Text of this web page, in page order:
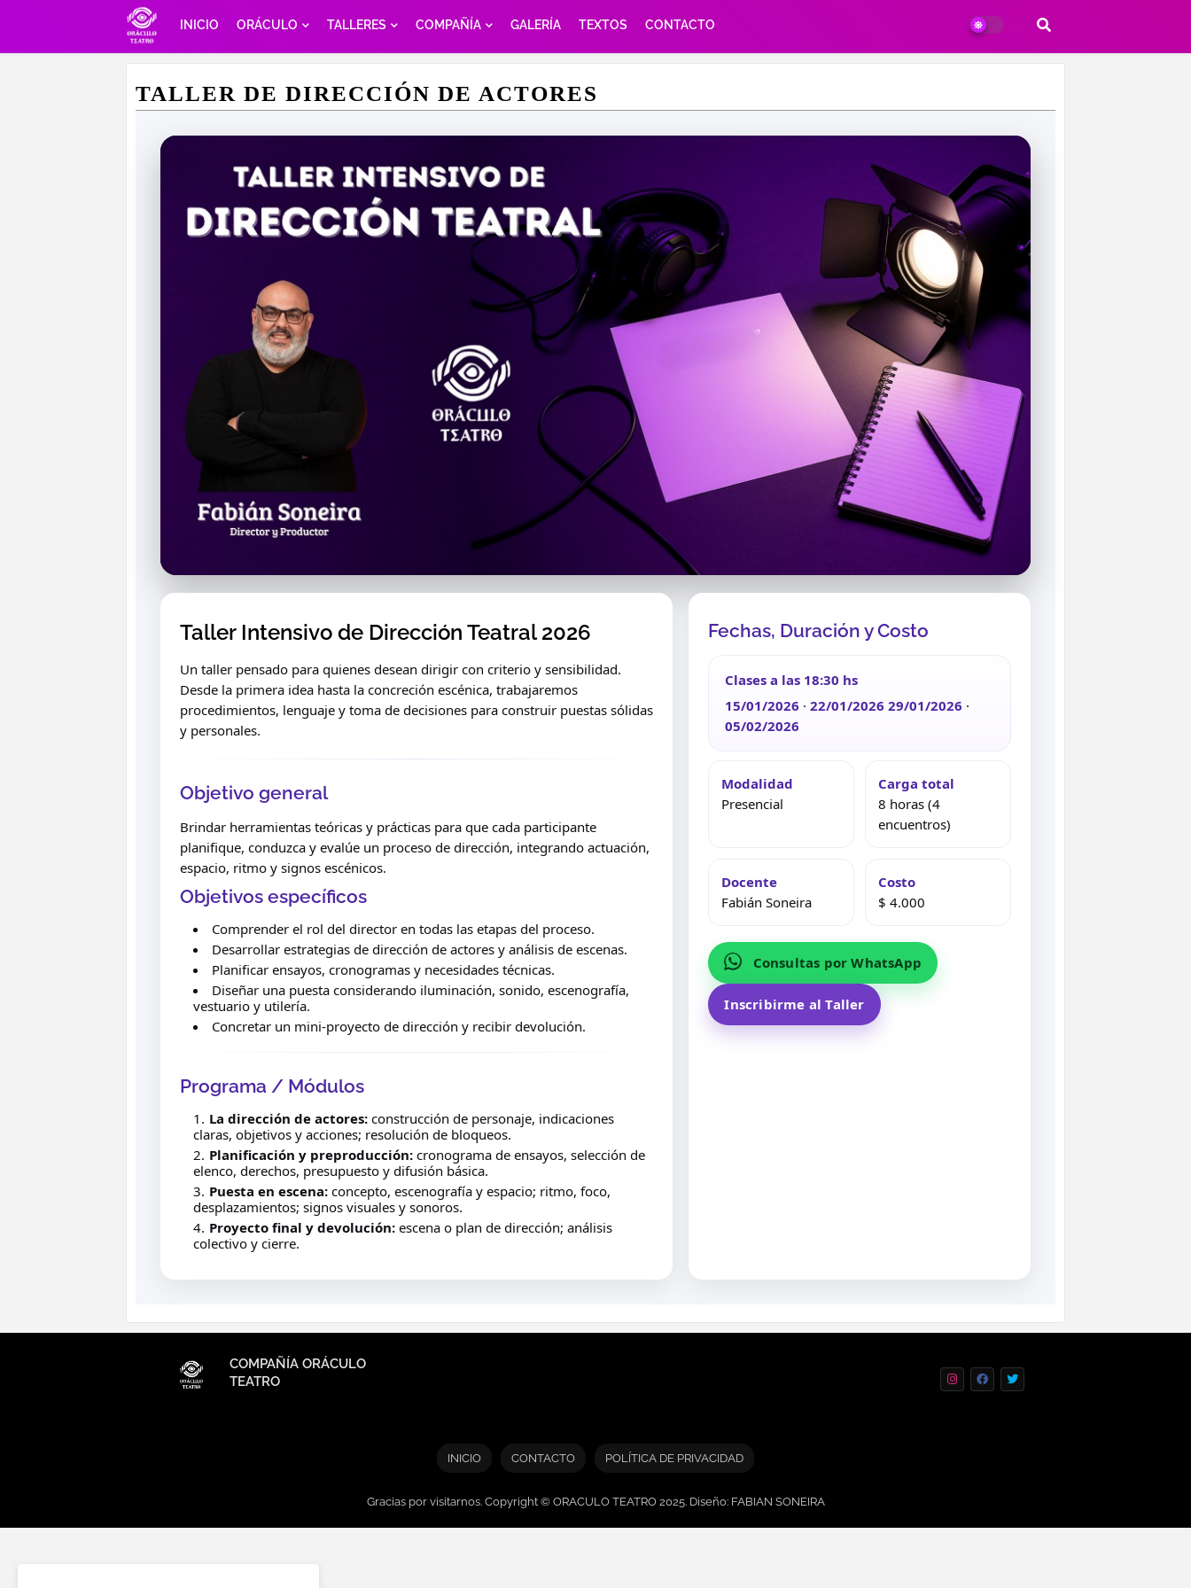
INICIO ORÁCULO TALLERES COMPAÑÍA GALERÍA TEXTOS CONTACTO
TALLER DE DIRECCIÓN DE ACTORES
Taller Intensivo de Dirección Teatral 2026
Un taller pensado para quienes desean dirigir con criterio y sensibilidad.
Desde la primera idea hasta la concreción escénica, trabajaremos
procedimientos, lenguaje y toma de decisiones para construir puestas sólidas
y personales.
Objetivo general
Brindar herramientas teóricas y prácticas para que cada participante
planifique, conduzca y evalúe un proceso de dirección, integrando actuación,
espacio, ritmo y signos escénicos.
Objetivos específicos
Comprender el rol del director en todas las etapas del proceso.
Desarrollar estrategias de dirección de actores y análisis de escenas.
Planificar ensayos, cronogramas y necesidades técnicas.
Diseñar una puesta considerando iluminación, sonido, escenografía,
vestuario y utilería.
Concretar un mini-proyecto de dirección y recibir devolución.
Programa / Módulos
La dirección de actores: construcción de personaje, indicaciones
claras, objetivos y acciones; resolución de bloqueos.
Planificación y preproducción: cronograma de ensayos, selección de
elenco, derechos, presupuesto y difusión básica.
Puesta en escena: concepto, escenografía y espacio; ritmo, foco,
desplazamientos; signos visuales y sonoros.
Proyecto final y devolución: escena o plan de dirección; análisis
colectivo y cierre.
Fechas, Duración y Costo
Clases a las 18:30 hs
15/01/2026 ·22/01/2026 29/01/2026 ·
05/02/2026
Modalidad
Presencial
Carga total
8 horas (4
encuentros)
Docente
Fabián Soneira
Costo
$ 4.000
Consultas por WhatsApp
Inscribirme al Taller
COMPAÑÍA ORÁCULO
TEATRO
Gracias por visitarnos. Copyright © ORACULO TEATRO 2025. Diseño: FABIAN SONEIRA
INICIO CONTACTO POLÍTICA DE PRIVACIDAD